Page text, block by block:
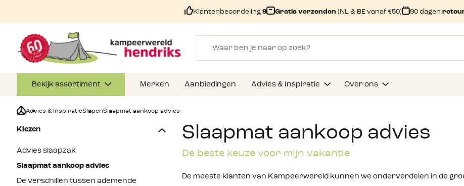
Klantenbeoordeling 9 Gratis verzenden (NL & BE vanaf €50) 90 dagen
Bekijk assortiment Merken Aanbiedingen Advies & Inspiratie Over ons
Advies & InspiratieSlapenSlaapmat aankoop advies
Kiezen
Advies slaapzak
Slaapmat aankoop advies
De verschillen tussen ademende
Slaapmat aankoop advies
De beste keuze voor mijn vakantie
De meeste klanten van Kampeerwereld kunnen we onderverdelen in de